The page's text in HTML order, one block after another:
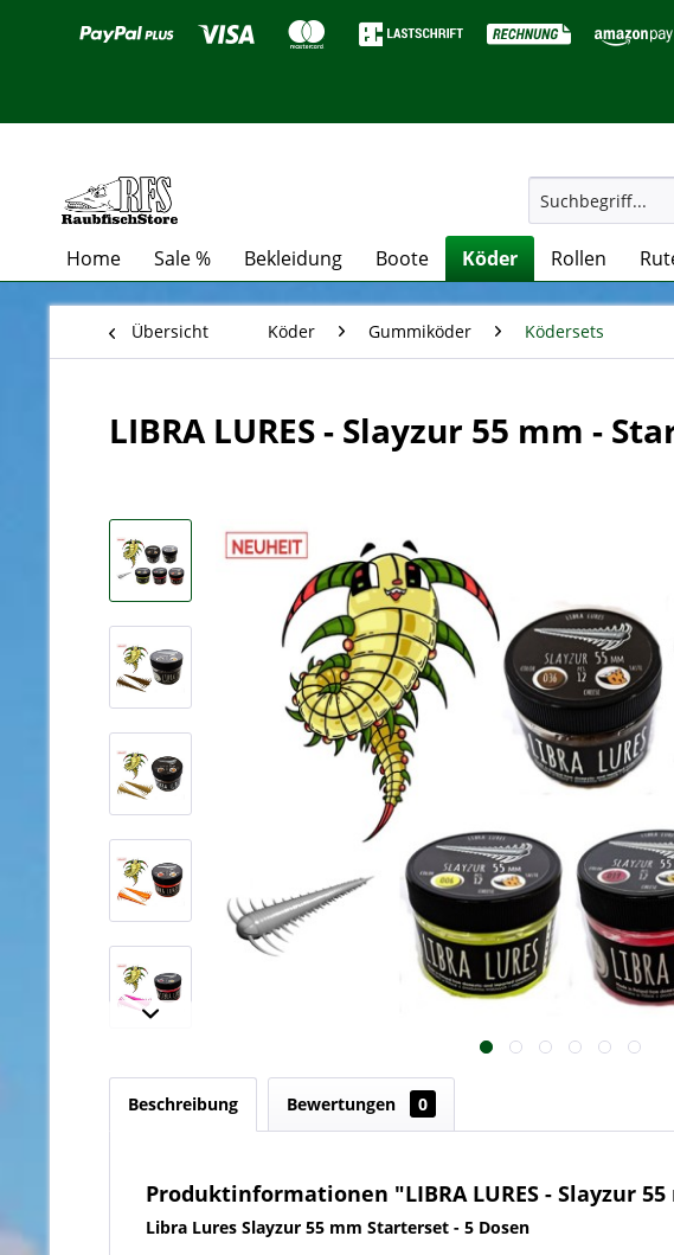
Home Sale % Bekleidung Boote Köder Rollen
Übersicht Köder Gummiköder Ködersets
LIBRA LURES - Slayzur 55 mm -
Beschreibung Bewertungen 0
Produktinformationen "LIBRA LURES - Slayzur
Libra Lures Slayzur 55 mm Starterset - 5 Dosen